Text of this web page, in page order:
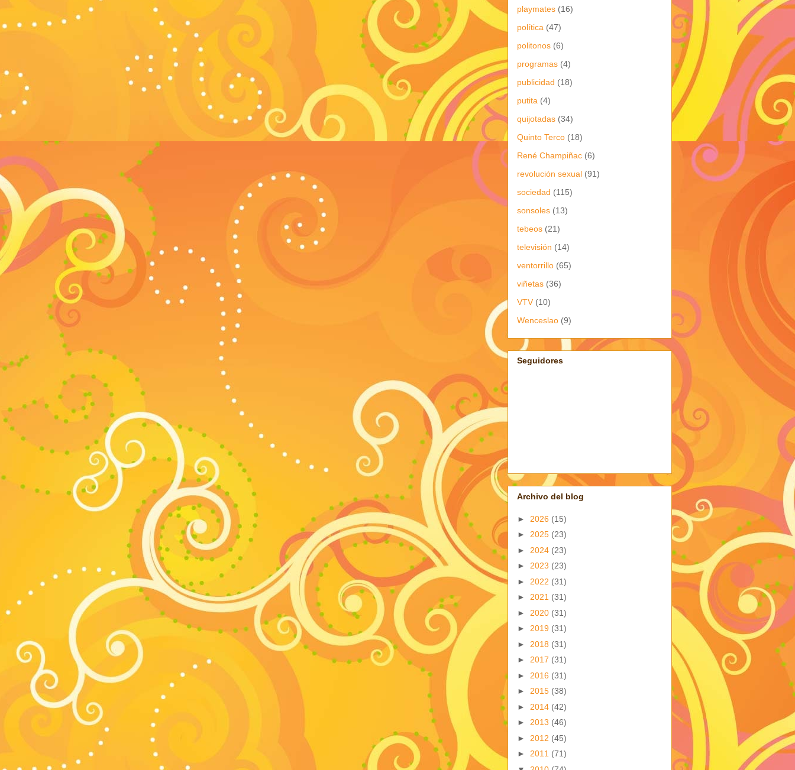
playmates (16)
política (47)
politonos (6)
programas (4)
publicidad (18)
putita (4)
quijotadas (34)
Quinto Terco (18)
René Champiñac (6)
revolución sexual (91)
sociedad (115)
sonsoles (13)
tebeos (21)
televisión (14)
ventorrillo (65)
viñetas (36)
VTV (10)
Wenceslao (9)
Seguidores
Archivo del blog
► 2026 (15)
► 2025 (23)
► 2024 (23)
► 2023 (23)
► 2022 (31)
► 2021 (31)
► 2020 (31)
► 2019 (31)
► 2018 (31)
► 2017 (31)
► 2016 (31)
► 2015 (38)
► 2014 (42)
► 2013 (46)
► 2012 (45)
► 2011 (71)